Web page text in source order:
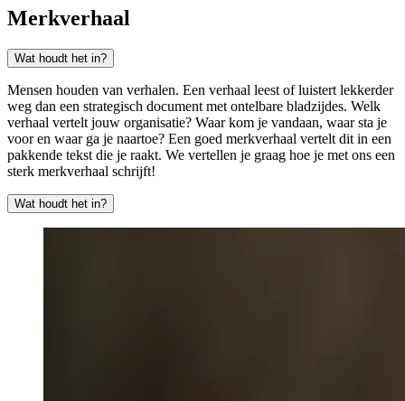
Merkverhaal
Wat houdt het in?
Mensen houden van verhalen. Een verhaal leest of luistert lekkerder
weg dan een strategisch document met ontelbare bladzijdes. Welk
verhaal vertelt jouw organisatie? Waar kom je vandaan, waar sta je
voor en waar ga je naartoe? Een goed merkverhaal vertelt dit in een
pakkende tekst die je raakt. We vertellen je graag hoe je met ons een
sterk merkverhaal schrijft!
Wat houdt het in?